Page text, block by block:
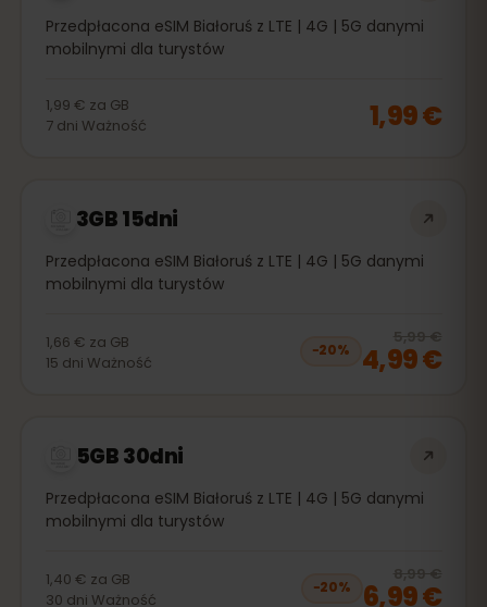
Przedpłacona eSIM Białoruś z LTE | 4G | 5G danymi
mobilnymi dla turystów
1,99 € za GB
7 dni Ważność 1,99 €
3GB 15dni
Przedpłacona eSIM Białoruś z LTE | 4G | 5G danymi
mobilnymi dla turystów
1,66 € za GB
15 dni Ważność
−20%
5,99 €
4,99 €
5GB 30dni
Przedpłacona eSIM Białoruś z LTE | 4G | 5G danymi
mobilnymi dla turystów
1,40 € za GB
30 dni Ważność
−20%
8,99 €
6,99 €